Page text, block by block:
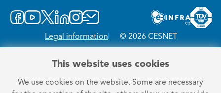
Legal information © 2026 CESNET
This website uses cookies
We use cookies on the website. Some are necessary